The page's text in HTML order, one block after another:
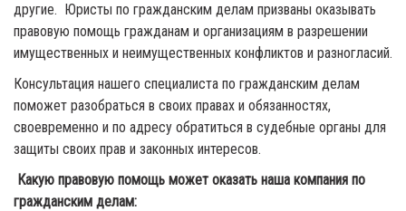
другие. Юристы по гражданским делам призваны оказывать
правовую помощь гражданам и организациям в разрешении
имущественных и неимущественных конфликтов и разногласий.
Консультация нашего специалиста по гражданским делам
поможет разобраться в своих правах и обязанностях,
своевременно и по адресу обратиться в судебные органы для
защиты своих прав и законных интересов.
Какую правовую помощь может оказать наша компания по
гражданским делам: